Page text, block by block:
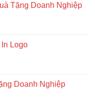
Tặng Doanh Nghiệp
Logo
Doanh Nghiệp